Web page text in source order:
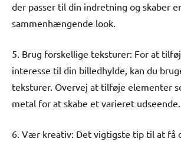
der passer til din indretning og skaber
sammenhængende look.
5. Brug forskellige teksturer: For at
interesse til din billedhylde, kan du
teksturer. Overvej at tilføje elementer
metal for at skabe et varieret udseende.
6. Vær kreativ: Det vigtigste tip til at få